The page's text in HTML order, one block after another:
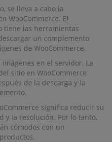
se lleva a cabo la
WooCommerce. El
tiene las herramientas
un complemento
de WooCommerce.
en el servidor. La
sitio en WooCommerce
de la descarga y la
significa reducir su
y la resolución. Por lo tanto,
cómodos con un